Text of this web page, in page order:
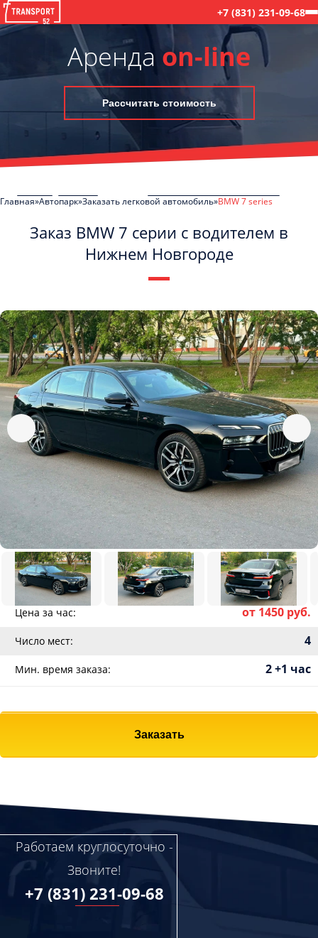
+7 (831) 231-09-68
Аренда on-line
Рассчитать стоимость
Главная Автопарк Заказать легковой автомобиль BMW 7 series
Заказ BMW 7 серии с водителем в
Нижнем Новгороде
Цена за час: от 1450 руб.
Число мест: 4
Мин. время заказа: 2 +1 час
Заказать
Работаем круглосуточно -
Звоните!
+7 (831) 231-09-68
Политикой конфиденциальности
ознакомлен(а), даю согласие на